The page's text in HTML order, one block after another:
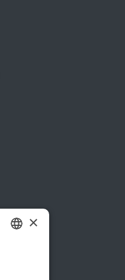
×